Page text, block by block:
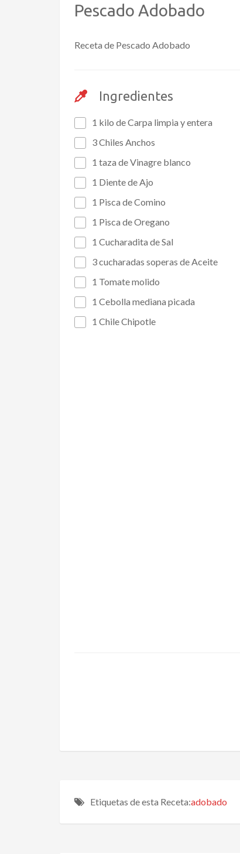
Pescado Adobado
Receta de Pescado Adobado
Ingredientes
1 kilo de Carpa limpia y entera
3 Chiles Anchos
1 taza de Vinagre blanco
1 Diente de Ajo
1 Pisca de Comino
1 Pisca de Oregano
1 Cucharadita de Sal
3 cucharadas soperas de Aceite
1 Tomate molido
1 Cebolla mediana picada
1 Chile Chipotle
Etiquetas de esta Receta:adobado